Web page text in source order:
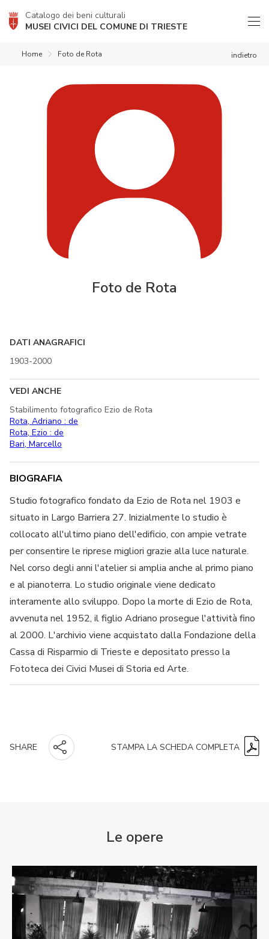
Catalogo dei beni culturali
MUSEI CIVICI DEL COMUNE DI TRIESTE
indietro
Home Foto de Rota
Foto de Rota
DATI ANAGRAFICI
1903-2000
VEDI ANCHE
Stabilimento fotografico Ezio de Rota
Rota, Adriano : de
Rota, Ezio : de
Bari, Marcello
BIOGRAFIA
Studio fotografico fondato da Ezio de Rota nel 1903 e
situato in Largo Barriera 27. Inizialmente lo studio è
collocato all'ultimo piano dell'edificio, con ampie vetrate
per consentire le riprese migliori grazie alla luce naturale.
Nel corso degli anni l'atelier si amplia anche al primo piano
e al pianoterra. Lo studio originale viene dedicato
interamente allo sviluppo. Dopo la morte di Ezio de Rota,
avvenuta nel 1952, il figlio Adriano prosegue l'attività fino
al 2000. L'archivio viene acquistato dalla Fondazione della
Cassa di Risparmio di Trieste e depositato presso la
Fototeca dei Civici Musei di Storia ed Arte.
SHARE STAMPA LA SCHEDA COMPLETA
Le opere